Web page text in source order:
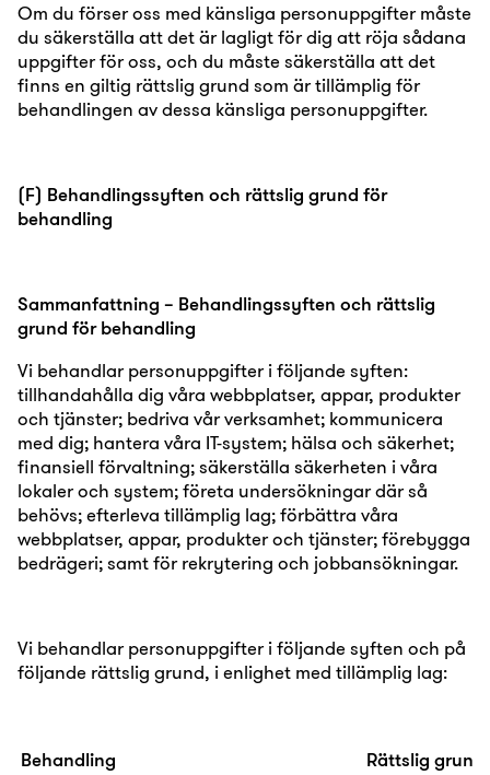
Om du förser oss med känsliga personuppgifter måste
du säkerställa att det är lagligt för dig att röja sådana
uppgifter för oss, och du måste säkerställa att det
finns en giltig rättslig grund som är tillämplig för
behandlingen av dessa känsliga personuppgifter.
(F) Behandlingssyften och rättslig grund för
behandling
Sammanfattning – Behandlingssyften och rättslig
grund för behandling
Vi behandlar personuppgifter i följande syften:
tillhandahålla dig våra webbplatser, appar, produkter
och tjänster; bedriva vår verksamhet; kommunicera
med dig; hantera våra IT-system; hälsa och säkerhet;
finansiell förvaltning; säkerställa säkerheten i våra
lokaler och system; företa undersökningar där så
behövs; efterleva tillämplig lag; förbättra våra
webbplatser, appar, produkter och tjänster; förebygga
bedrägeri; samt för rekrytering och jobbansökningar.
Vi behandlar personuppgifter i följande syften och på
följande rättslig grund, i enlighet med tillämplig lag:
Behandling
Rättslig